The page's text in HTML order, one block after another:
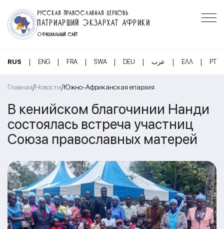
РУССКАЯ ПРАВОСЛАВНАЯ ЦЕРКОВЬ
ПАТРИАРШИЙ ЭКЗАРХАТ АФРИКИ
ОФИЦИАЛЬНЫЙ САЙТ
RUS | ENG | FRA | SWA | DEU | عرب | ΕΛΛ | PT
Главная/Новости/Южно-Африканская епархия
В кенийском благочинии Нанди
состоялась встреча участниц
Союза православных матерей